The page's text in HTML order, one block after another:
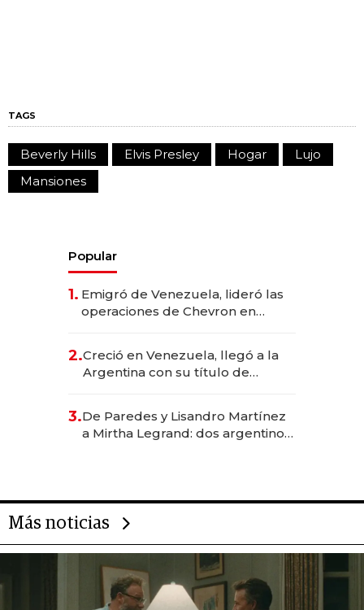
TAGS
Beverly Hills Elvis Presley Hogar
Lujo
Mansiones
Popular
1. Emigró de Venezuela, lideró las
operaciones de Chevron en
2.Creció en Venezuela, llegó a la
Argentina con su título de
las marcas "fast premium"
3.De Paredes y Lisandro Martínez
a Mirtha Legrand: dos argentinos
Más noticias